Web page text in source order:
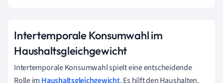
Intertemporale Konsumwahl im
Haushaltsgleichgewicht
Intertemporale Konsumwahl spielt eine entscheidende
Rolle im Haushaltsgleichgewicht. Es hilft den Haushalten,